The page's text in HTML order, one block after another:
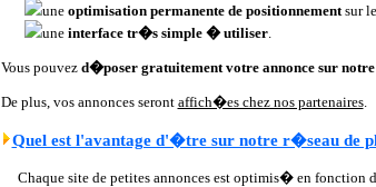
une optimisation permanente de positionnementsur
une interface tr�s simple � utiliser.
Vous pouvez d�poser gratuitement votre annonce sur notre
De plus, vos annonces seront affich�es chez nos partenaires.
Quel est l'avantage d'�tre sur notre r�seau de
Chaque site de petites annonces est optimis� en fonction